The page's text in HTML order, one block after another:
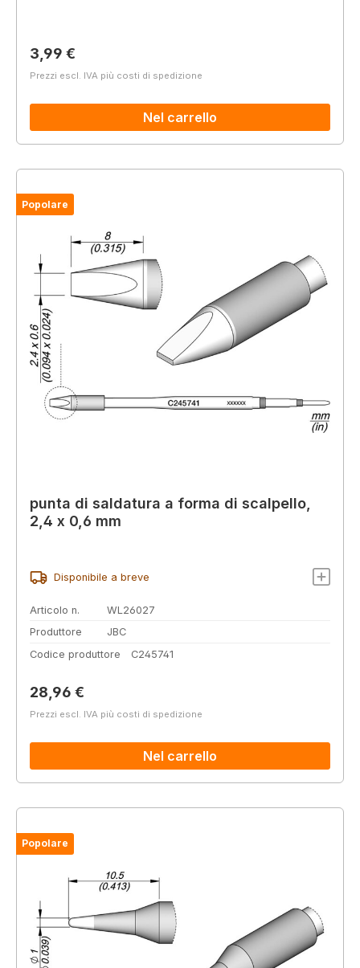
Prezzo normale:
3,99 €
Prezzi escl. IVA più costi di spedizione
Nel carrello
Popolare
punta di saldatura a forma di scalpello,
2,4 x 0,6 mm
Disponibile a breve
Articolo n.
WL26027
Produttore
JBC
Codice produttore
C245741
Prezzo normale:
28,96 €
Prezzi escl. IVA più costi di spedizione
Nel carrello
Popolare